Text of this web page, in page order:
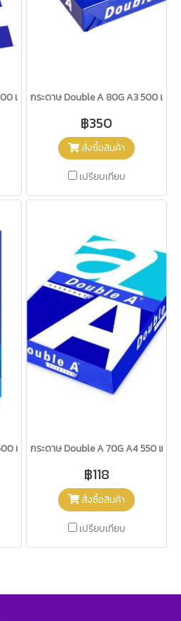
แผ่นกระดาษ Double A 80G A3 500 แผ่น
฿350
สั่งซื้อสินค้า
เปรียบเทียบ
แผ่นกระดาษ Double A 70G A4 550 แผ่น
฿118
สั่งซื้อสินค้า
เปรียบเทียบ